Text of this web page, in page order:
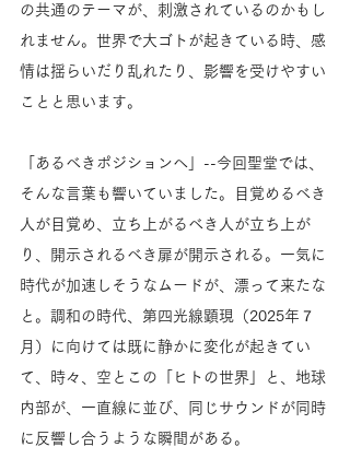
の共通のテーマが、刺激されているのかもし
れません。世界で大ゴトが起きている時、感
情は揺らいだり乱れたり、影響を受けやすい
ことと思います。
「あるべきポジションへ」--今回聖堂では、
そんな言葉も響いていました。目覚めるべき
人が目覚め、立ち上がるべき人が立ち上が
り、開示されるべき扉が開示される。一気に
時代が加速しそうなムードが、漂って来たな
と。調和の時代、第四光線顕現（2025年７
月）に向けては既に静かに変化が起きてい
て、時々、空とこの「ヒトの世界」と、地球
内部が、一直線に並び、同じサウンドが同時
に反響し合うような瞬間がある。